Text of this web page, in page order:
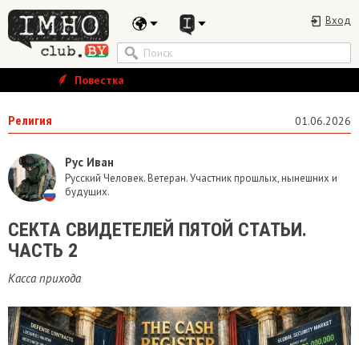
Вход
Повестка
Религия 01.06.2026
Рус Иван
Русский Человек. Ветеран. Участник прошлых, нынешних и
будущих.
​СЕКТА СВИДЕТЕЛЕЙ ПЯТОЙ СТАТЬИ.
ЧАСТЬ 2
Касса прихода